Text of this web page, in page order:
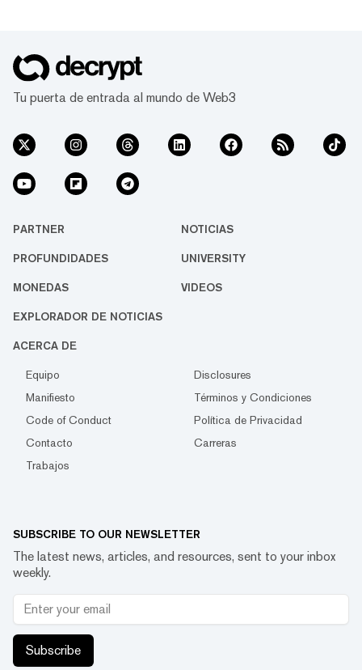
Tu puerta de entrada al mundo de Web3
PARTNER NOTICIAS
PROFUNDIDADES UNIVERSITY
MONEDAS VIDEOS
EXPLORADOR DE NOTICIAS
ACERCA DE
Equipo
Disclosures
Manifiesto
Términos y Condiciones
Code of Conduct
Política de Privacidad
Contacto
Carreras
Trabajos
SUBSCRIBE TO OUR NEWSLETTER
The latest news, articles, and resources, sent to your inbox
weekly.
Subscribe